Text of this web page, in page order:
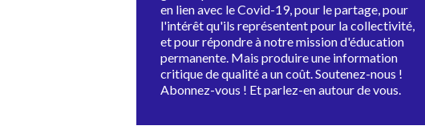
en lien avec le Covid-19, pour le partage, pour
l'intérêt qu'ils représentent pour la collectivité,
et pour répondre à notre mission d'éducation
permanente. Mais produire une information
critique de qualité a un coût. Soutenez-nous !
Abonnez-vous ! Et parlez-en autour de vous.